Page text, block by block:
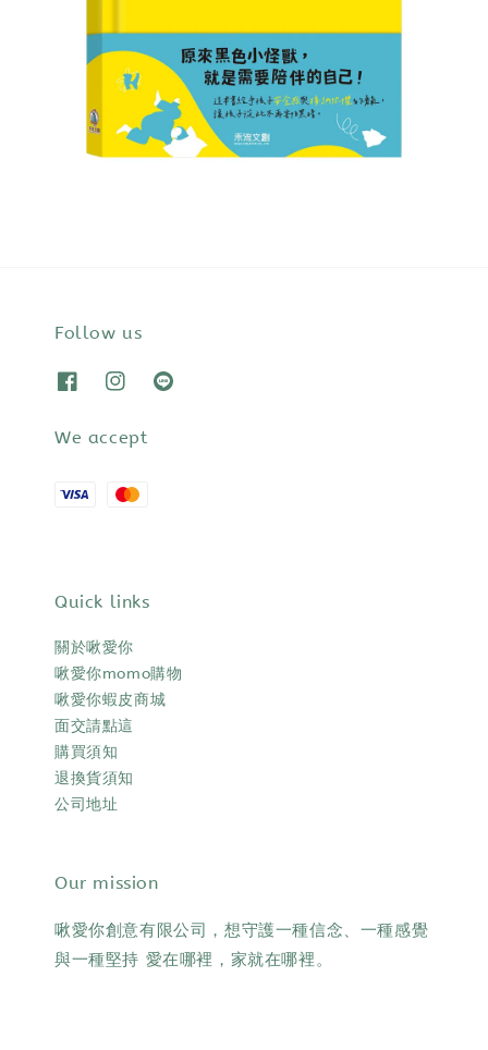
Follow us
We accept
Quick links
關於啾愛你
啾愛你momo購物
啾愛你蝦皮商城
面交請點這
購買須知
退換貨須知
公司地址
Our mission
啾愛你創意有限公司，想守護一種信念、一種感覺
與一種堅持 愛在哪裡，家就在哪裡。